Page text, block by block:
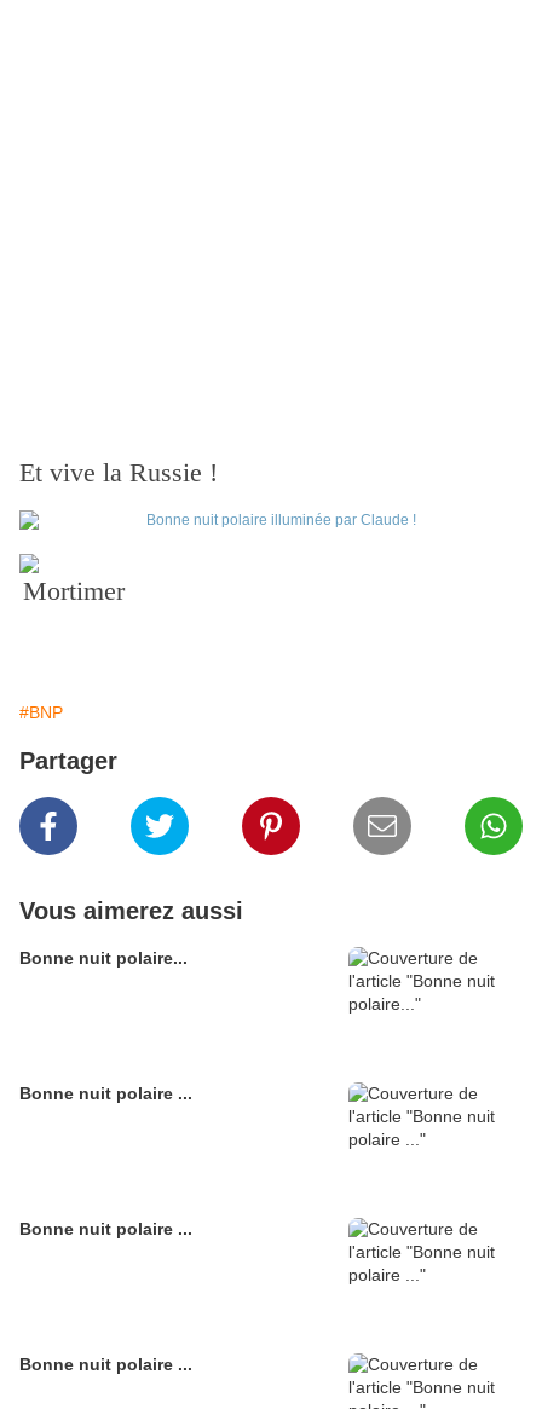
Et vive la Russie !
Mortimer
#BNP
Partager
Vous aimerez aussi
Bonne nuit polaire...
Bonne nuit polaire ...
Bonne nuit polaire ...
Bonne nuit polaire ...